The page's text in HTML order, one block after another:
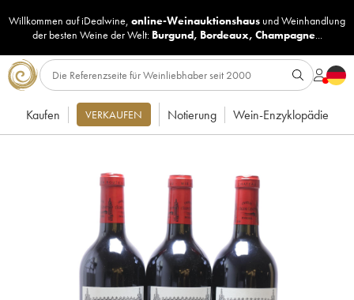
Willkommen auf iDealwine, online-Weinauktionshaus undWeinhandlung
der besten Weine der Welt: Burgund, Bordeaux, Champagne...
Kaufen VERKAUFEN Notierung Wein-Enzyklopädie